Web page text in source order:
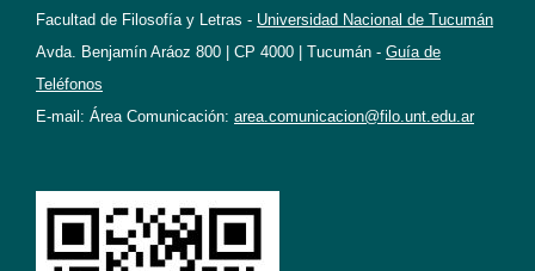
Facultad de Filosofía y Letras - Universidad Nacional de Tucumán
Avda. Benjamín Aráoz 800 | CP 4000 | Tucumán - Guía de
Teléfonos
E-mail: Área Comunicación: area.comunicacion@filo.unt.edu.ar